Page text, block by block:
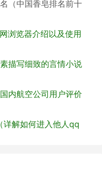
（中国香皂排名前十
浏览器介绍以及使用
描写细致的言情小说
内航空公司用户评价
详解如何进入他人qq